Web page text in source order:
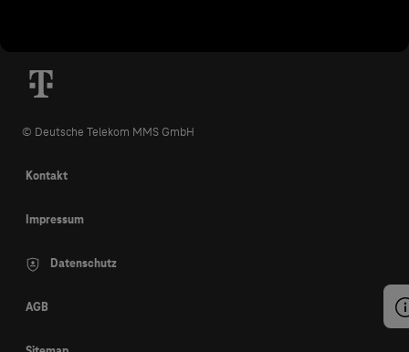
© Deutsche Telekom MMS GmbH
Kontakt
Impressum
Datenschutz
AGB